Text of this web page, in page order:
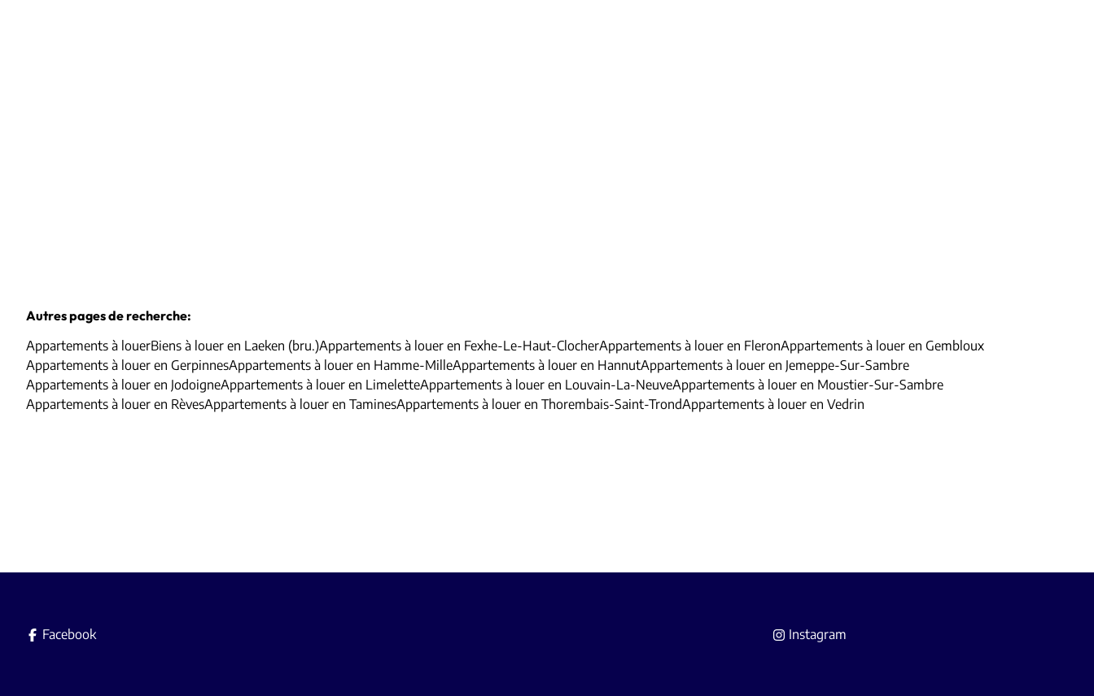
Autres pages de recherche:
Appartements à louerBiens à louer en Laeken (bru.)Appartements à louer en Fexhe-Le-Haut-ClocherAppartements à louer en FleronAppartements à louer en Gembloux
Appartements à louer en GerpinnesAppartements à louer en Hamme-MilleAppartements à louer en HannutAppartements à louer en Jemeppe-Sur-Sambre
Appartements à louer en JodoigneAppartements à louer en LimeletteAppartements à louer en Louvain-La-NeuveAppartements à louer en Moustier-Sur-Sambre
Appartements à louer en RèvesAppartements à louer en TaminesAppartements à louer en Thorembais-Saint-TrondAppartements à louer en Vedrin
Facebook Instagram